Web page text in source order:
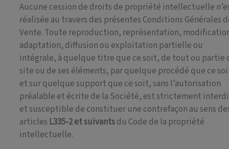
Aucune cession de droits de propriété intellectuelle
réalisée au travers des présentes Conditions Générales
Vente. Toute reproduction, représentation,
adaptation, diffusion ou exploitation partielle ou
intégrale, à quelque titre que ce soit, de tout ou partie
site ou de ses éléments, par quelque procédé que ce
et sur quelque support que ce soit, sans l’autorisation
préalable et écrite de la Société, est strictement
et susceptible de constituer une contrefaçon au sens
articles L335-2 et suivantsdu Code de la propriété
intellectuelle.